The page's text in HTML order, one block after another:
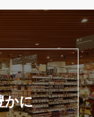
かに